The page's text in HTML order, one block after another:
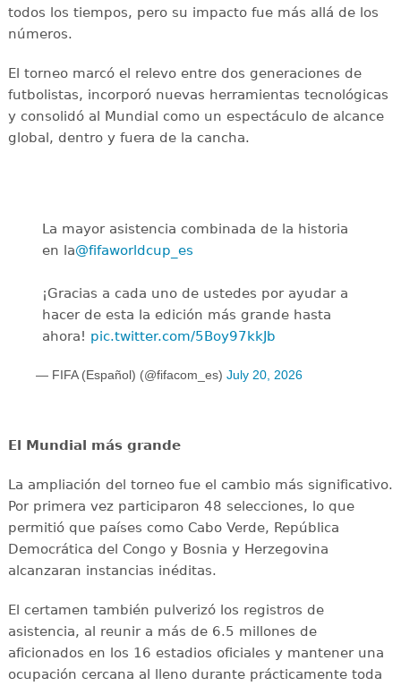
todos los tiempos, pero su impacto fue más allá de los
números.
El torneo marcó el relevo entre dos generaciones de
futbolistas, incorporó nuevas herramientas tecnológicas
y consolidó al Mundial como un espectáculo de alcance
global, dentro y fuera de la cancha.
La mayor asistencia combinada de la historia
en la@fifaworldcup_es
¡Gracias a cada uno de ustedes por ayudar a
hacer de esta la edición más grande hasta
ahora! pic.twitter.com/5Boy97kkJb
— FIFA (Español) (@fifacom_es) July 20, 2026
El Mundial más grande
La ampliación del torneo fue el cambio más significativo.
Por primera vez participaron 48 selecciones, lo que
permitió que países como Cabo Verde, República
Democrática del Congo y Bosnia y Herzegovina
alcanzaran instancias inéditas.
El certamen también pulverizó los registros de
asistencia, al reunir a más de 6.5 millones de
aficionados en los 16 estadios oficiales y mantener una
ocupación cercana al lleno durante prácticamente toda